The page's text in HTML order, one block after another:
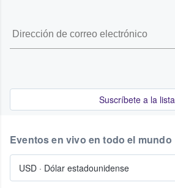
Suscríbete a la lista
Eventos en vivo en todo el mundo
USD · Dólar estadounidense